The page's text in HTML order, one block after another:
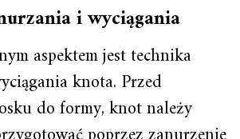
i wyciągania
aspektem jest technika
knota. Przed
do formy, knot należy